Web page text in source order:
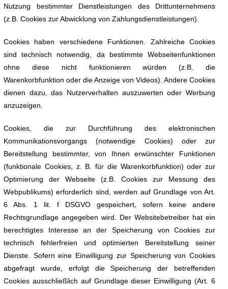
Nutzung bestimmter Dienstleistungen des Drittunternehmens
(z.B. Cookies zur Abwicklung von Zahlungsdienstleistungen).
Cookies haben verschiedene Funktionen. Zahlreiche Cookies
sind technisch notwendig, da bestimmte Webseitenfunktionen
ohne diese nicht funktionieren würden (z.B. die
Warenkorbfunktion oder die Anzeige von Videos). Andere Cookies
dienen dazu, das Nutzerverhalten auszuwerten oder Werbung
anzuzeigen.
Cookies, die zur Durchführung des elektronischen
Kommunikationsvorgangs (notwendige Cookies) oder zur
Bereitstellung bestimmter, von Ihnen erwünschter Funktionen
(funktionale Cookies, z. B. für die Warenkorbfunktion) oder zur
Optimierung der Webseite (z.B. Cookies zur Messung des
Webpublikums) erforderlich sind, werden auf Grundlage von Art.
6 Abs. 1 lit. f DSGVO gespeichert, sofern keine andere
Rechtsgrundlage angegeben wird. Der Websitebetreiber hat ein
berechtigtes Interesse an der Speicherung von Cookies zur
technisch fehlerfreien und optimierten Bereitstellung seiner
Dienste. Sofern eine Einwilligung zur Speicherung von Cookies
abgefragt wurde, erfolgt die Speicherung der betreffenden
Cookies ausschließlich auf Grundlage dieser Einwilligung (Art. 6